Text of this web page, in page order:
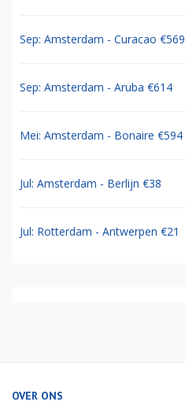
Sep: Amsterdam - Curacao €569
Sep: Amsterdam - Aruba €614
Mei: Amsterdam - Bonaire €594
Jul: Amsterdam - Berlijn €38
Jul: Rotterdam - Antwerpen €21
OVER ONS